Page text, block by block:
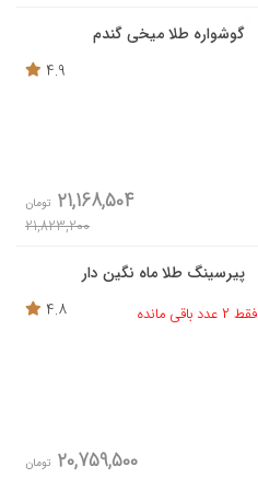
گوشواره طلا میخی گندم
4.9
21,168,504 تومان
21,823,200
پیرسینگ طلا ماه نگین دار
فقط 2 عدد باقی مانده
4.8
20,759,500 تومان